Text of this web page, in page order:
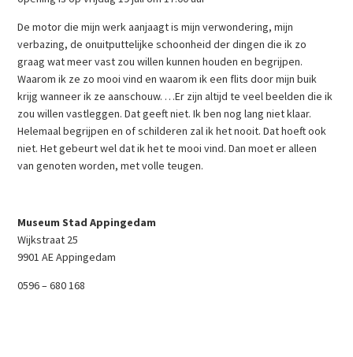
De motor die mijn werk aanjaagt is mijn verwondering, mijn
verbazing, de onuitputtelijke schoonheid der dingen die ik zo
graag wat meer vast zou willen kunnen houden en begrijpen.
Waarom ik ze zo mooi vind en waarom ik een flits door mijn buik
krijg wanneer ik ze aanschouw. …Er zijn altijd te veel beelden die ik
zou willen vastleggen. Dat geeft niet. Ik ben nog lang niet klaar.
Helemaal begrijpen en of schilderen zal ik het nooit. Dat hoeft ook
niet. Het gebeurt wel dat ik het te mooi vind. Dan moet er alleen
van genoten worden, met volle teugen.
Museum Stad Appingedam
Wijkstraat 25
9901 AE Appingedam
0596 – 680 168